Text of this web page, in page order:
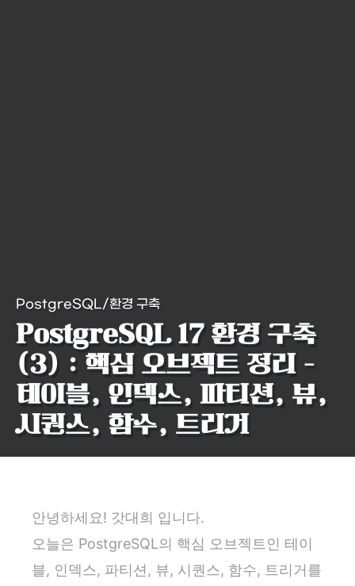
PostgreSQL/환경 구축
PostgreSQL 17 환경 구축
(3) : 핵심 오브젝트 정리 -
테이블, 인덱스, 파티션, 뷰,
시퀀스, 함수, 트리거
안녕하세요! 갓대희 입니다.
오늘은 PostgreSQL의 핵심 오브젝트인 테이
블, 인덱스, 파티션, 뷰, 시퀀스, 함수, 트리거를